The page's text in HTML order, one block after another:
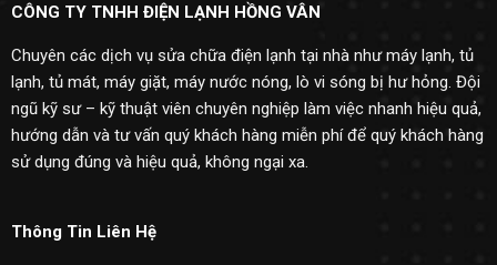
CÔNG TY TNHH ĐIỆN LẠNH HỒNG VÂN
Chuyên các dịch vụ sửa chữa điện lạnh tại nhà như máy lạnh, tủ
lạnh, tủ mát, máy giặt, máy nước nóng, lò vi sóng bị hư hỏng. Đội
ngũ kỹ sư – kỹ thuật viên chuyên nghiệp làm việc nhanh hiệu quả,
hướng dẫn và tư vấn quý khách hàng miễn phí để quý khách hàng
sử dụng đúng và hiệu quả, không ngại xa.
Thông Tin Liên Hệ